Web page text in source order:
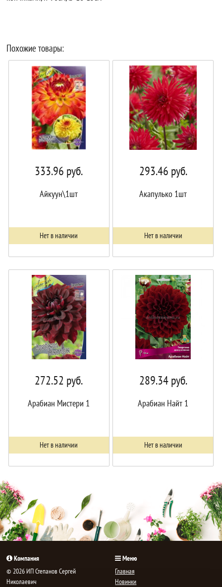
Похожие товары:
333.96 руб.
Айкуун\1шт
Нет в наличии
293.46 руб.
Акапулько 1шт
Нет в наличии
272.52 руб.
Арабиан Мистери 1
Нет в наличии
289.34руб.
Арабиан Найт 1
Нет в наличии
Компания
© 2026 ИП Степанов Сергей
Николаевич
Меню
Главная
Новинки